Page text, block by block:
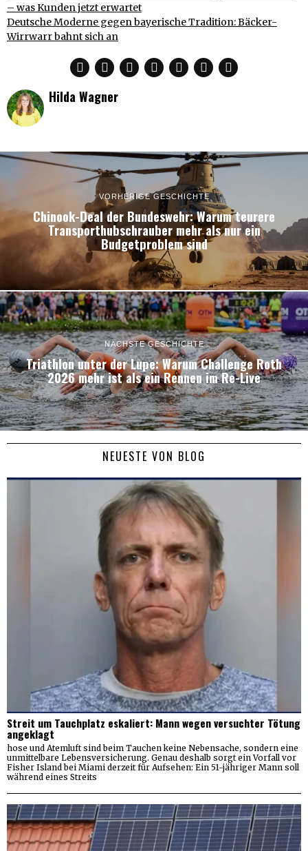
– was Kunden jetzt erwartet
Deutsche Moderne gegen bayerische Tradition: Bäcker-
Wirrwarr bahnt sich an
Hilda Wagner
VORHERIGE GESCHICHTE
Chinook-Deal der Bundeswehr: Warum teurere
Transporthubschrauber mehr als nur ein
Budgetproblem sind
NÄCHSTE GESCHICHTE
Triathlon unter der Lupe: Warum Challenge Roth
2026 mehr ist als ein Rennen im Re-Live
NEUESTE VON BLOG
Streit um Tauchplatz eskaliert: Mann wegen versuchter Tötung
angeklagt
hose und Atemluft sind beim Tauchen keine Nebensache, sondern eine
unmittelbare Lebensversicherung. Genau deshalb sorgt ein Vorfall vor
Fisher Island bei Miami derzeit für Aufsehen: Ein 51-jähriger Mann soll
während eines Streits